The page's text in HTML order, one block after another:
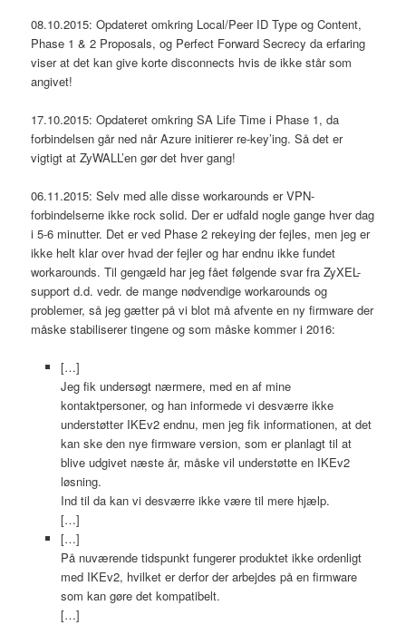
08.10.2015: Opdateret omkring Local/Peer ID Type og Content,
Phase 1 & 2 Proposals, og Perfect Forward Secrecy da erfaring
viser at det kan give korte disconnects hvis de ikke står som
angivet!
17.10.2015: Opdateret omkring SA Life Time i Phase 1, da
forbindelsen går ned når Azure initierer re-key’ing. Så det er
vigtigt at ZyWALL’en gør det hver gang!
06.11.2015: Selv med alle disse workarounds er VPN-
forbindelserne ikke rock solid. Der er udfald nogle gange hver dag
i 5-6 minutter. Det er ved Phase 2 rekeying der fejles, men jeg er
ikke helt klar over hvad der fejler og har endnu ikke fundet
workarounds. Til gengæld har jeg fået følgende svar fra ZyXEL-
support d.d. vedr. de mange nødvendige workarounds og
problemer, så jeg gætter på vi blot må afvente en ny firmware der
måske stabiliserer tingene og som måske kommer i 2016:
[…]
Jeg fik undersøgt nærmere, med en af mine
kontaktpersoner, og han informede vi desværre ikke
understøtter IKEv2 endnu, men jeg fik informationen, at det
kan ske den nye firmware version, som er planlagt til at
blive udgivet næste år, måske vil understøtte en IKEv2
løsning.
Ind til da kan vi desværre ikke være til mere hjælp.
[…]
[…]
På nuværende tidspunkt fungerer produktet ikke ordenligt
med IKEv2, hvilket er derfor der arbejdes på en firmware
som kan gøre det kompatibelt.
[…]